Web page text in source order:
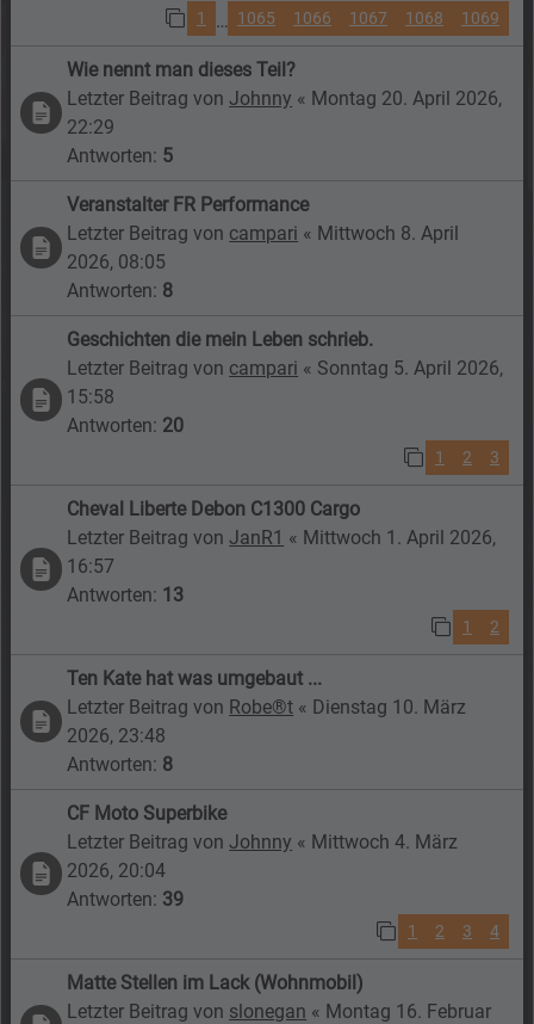
1 … 1065 1066 1067 1068 1069
Wie nennt man dieses Teil?
Letzter Beitrag vonJohnny « Montag 20. April 2026,
22:29
Antworten: 5
Veranstalter FR Performance
Letzter Beitrag von campari « Mittwoch 8. April
2026, 08:05
Antworten: 8
Geschichten die mein Leben schrieb.
Letzter Beitrag von campari « Sonntag 5. April 2026,
15:58
Antworten: 20
1 2 3
Cheval Liberte Debon C1300 Cargo
Letzter Beitrag vonJanR1 « Mittwoch 1. April 2026,
16:57
Antworten: 13
1 2
Ten Kate hat was umgebaut ...
Letzter Beitrag von Robe®t « Dienstag 10. März
2026, 23:48
Antworten: 8
CF Moto Superbike
Letzter Beitrag vonJohnny « Mittwoch 4. März
2026, 20:04
Antworten: 39
1 2 3 4
Matte Stellen im Lack (Wohnmobil)
Letzter Beitrag von slonegan « Montag 16. Februar